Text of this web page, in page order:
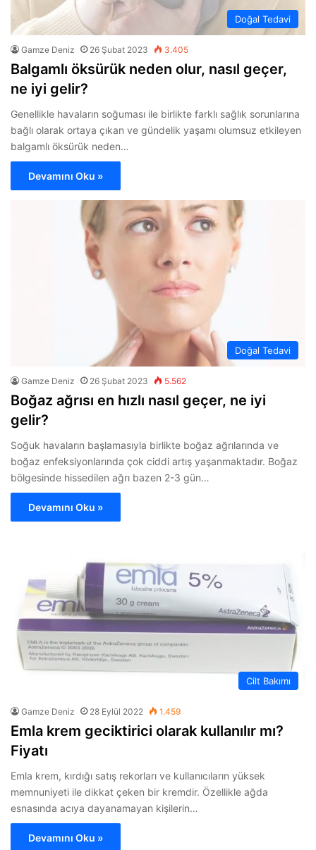
Doğal Tedavi
Gamze Deniz 26 Şubat 2023 3.405
Balgamlı öksürük neden olur, nasıl geçer,
ne iyi gelir?
Genellikle havaların soğuması ile birlikte farklı sağlık sorunlarına
bağlı olarak ortaya çıkan ve gündelik yaşamı olumsuz etkileyen
balgamlı öksürük neden…
Devamını Oku »
Doğal Tedavi
Gamze Deniz 26 Şubat 2023 5.562
Boğaz ağrısı en hızlı nasıl geçer, ne iyi
gelir?
Soğuk havaların başlamasıyla birlikte boğaz ağrılarında ve
boğaz enfeksiyonlarında çok ciddi artış yaşanmaktadır. Boğaz
bölgesinde hissedilen ağrı bazen 2-3 gün…
Devamını Oku »
Cilt Bakımı
Gamze Deniz 28 Eylül 2022 1.459
Emla krem geciktirici olarak kullanılır mı?
Fiyatı
Emla krem, kırdığı satış rekorları ve kullanıcıların yüksek
memnuniyeti ile dikkat çeken bir kremdir. Özellikle ağda
esnasında acıya dayanamayan kişilerin…
Devamını Oku »